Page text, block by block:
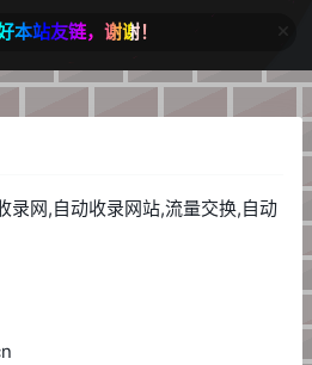
本站友链，谢谢！
录网,自动收录网站,流量交换,自动